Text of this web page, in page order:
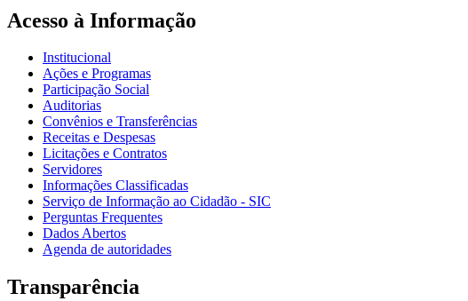
Acesso à Informação
Institucional
Ações e Programas
Participação Social
Auditorias
Convênios e Transferências
Receitas e Despesas
Licitações e Contratos
Servidores
Informações Classificadas
Serviço de Informação ao Cidadão - SIC
Perguntas Frequentes
Dados Abertos
Agenda de autoridades
Transparência